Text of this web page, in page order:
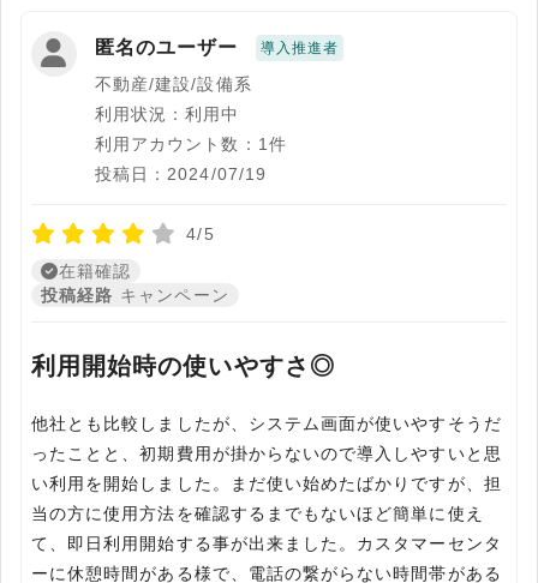
匿名のユーザー 導入推進者
不動産/建設/設備系
利用状況：利用中
利用アカウント数：1件
投稿日：2024/07/19
4/5
在籍確認
投稿経路 キャンペーン
利用開始時の使いやすさ◎
他社とも比較しましたが、システム画面が使いやすそうだ
ったことと、初期費用が掛からないので導入しやすいと思
い利用を開始しました。まだ使い始めたばかりですが、担
当の方に使用方法を確認するまでもないほど簡単に使え
て、即日利用開始する事が出来ました。カスタマーセンタ
ーに休憩時間がある様で、電話の繋がらない時間帯がある